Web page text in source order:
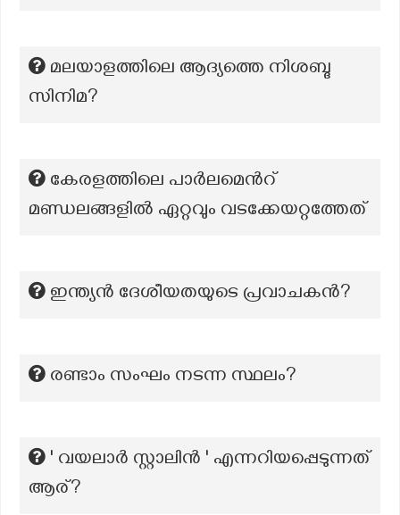
മലയാളത്തിലെ ആദ്യത്തെ നിശബ്ദ
സിനിമ?
കേരളത്തിലെ പാർലമെൻറ്
മണ്ഡലങ്ങളിൽ ഏറ്റവും വടക്കേയറ്റത്തേത്
ഇന്ത്യൻ ദേശീയതയുടെ പ്രവാചകൻ?
രണ്ടാം സംഘം നടന്ന സ്ഥലം?
' വയലാർ സ്റ്റാലിൻ ' എന്നറിയപ്പെടുന്നത്
ആര്?